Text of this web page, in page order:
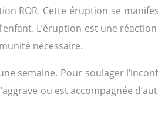
ROR. Cette éruption se
L’éruption est une
nécessaire.
semaine. Pour soulager
ou est accompagnée